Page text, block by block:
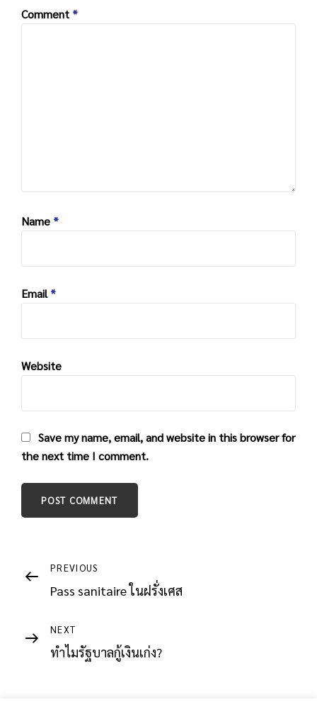
Comment *
Name *
Email*
Website
Save my name, email, and website in this browser for
the next time I comment.
Post
navigation
Previous
Post
PREVIOUS
Pass sanitaire ในฝรั่งเศส
Next
Post
NEXT
ทำไมรัฐบาลกู้เงินเก่ง?